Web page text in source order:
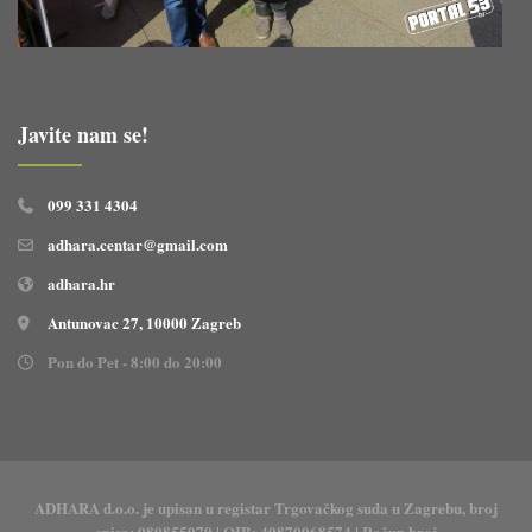
Javite nam se!
099 331 4304
adhara.centar@gmail.com
adhara.hr
Antunovac 27, 10000 Zagreb
Pon do Pet - 8:00 do 20:00
ADHARA d.o.o. je upisan u registar Trgovačkog suda u Zagrebu, broj